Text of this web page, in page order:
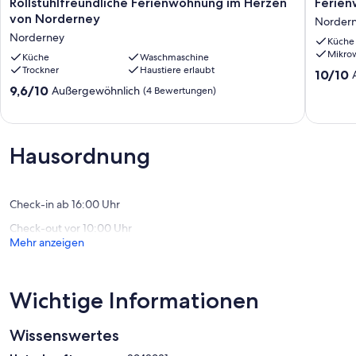
erheben wir einen Verwaltungsaufwand von 75€.
Ferienwohnung
Herzen
von
Norderney
Norderney
von Norderney
Norderney
Küche
Waschmaschine
Trockner
Haustiere erlaubt
9.6
(4
Bewertungen)
9,6/10 Außergewöhnlich (4 Bewertungen)
03
im
Haus
Küche
10.0
10/10
Hausordnung
Check-in ab 16:00 Uhr
Check-out vor 10:00 Uhr
Mehr anzeigen
Wichtige Informationen
Wissenswertes